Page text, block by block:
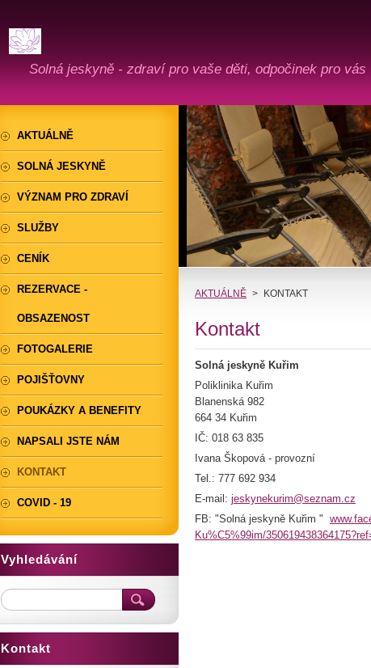
Solná jeskyně - zdraví pro vaše děti, odpočinek pro vás
AKTUÁLNĚ > KONTAKT
Kontakt
Solná jeskyně Kuřim
Poliklinika Kuřim
Blanenská 982
664 34 Kuřim
IČ: 018 63 835
Ivana Škopová - provozní
Tel.: 777 692 934
E-mail: jeskynekurim@seznam.cz
FB: "Solná jeskyně Kuřim "
Ku%C5%99im/
AKTUÁLNĚ
SOLNÁ JESKYNĚ
VÝZNAM PRO ZDRAVÍ
SLUŽBY
CENÍK
REZERVACE -
OBSAZENOST
FOTOGALERIE
POJIŠŤOVNY
POUKÁZKY A BENEFITY
NAPSALI JSTE NÁM
KONTAKT
COVID - 19
Vyhledávání
Kontakt